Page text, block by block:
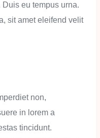
eu tempus urna.
sit amet eleifend velit
non,
in lorem a
tincidunt.